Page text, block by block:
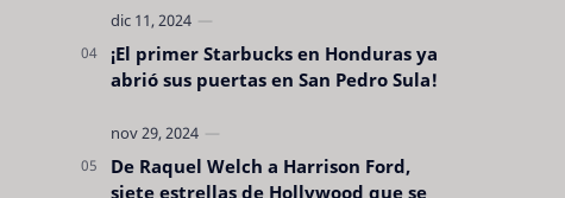
¡El primer Starbucks en Honduras ya
abrió sus puertas en San Pedro Sula!
De Raquel Welch a Harrison Ford,
siete estrellas de Hollywood que se